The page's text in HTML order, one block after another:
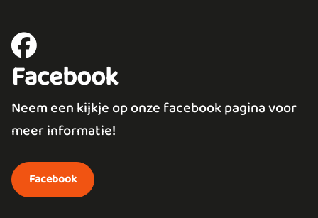
Facebook
Neem een kijkje op onze facebook pagina voor
meer informatie!
Facebook